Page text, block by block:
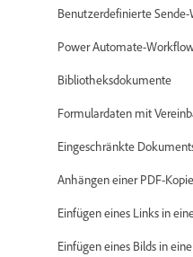
Benutzerdefinierte
Power Automate-
Bibliotheksdokumente
Formulardaten mit
Eingeschränkte
Anhängen einer PDF-
Einfügen eines Links in
Einfügen eines Bilds in